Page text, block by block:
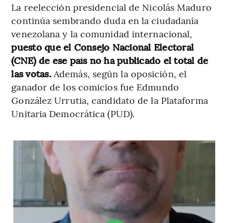
La reelección presidencial de Nicolás Maduro
continúa sembrando duda en la ciudadanía
venezolana y la comunidad internacional,
puesto que el Consejo Nacional Electoral
(CNE) de ese país no ha publicado el total de
las votas.Además, según la oposición, el
ganador de los comicios fue Edmundo
González Urrutia, candidato de la Plataforma
Unitaria Democrática (PUD).